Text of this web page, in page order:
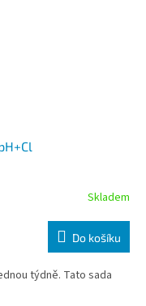
Skladem
Do košíku
týdně. Tato sada